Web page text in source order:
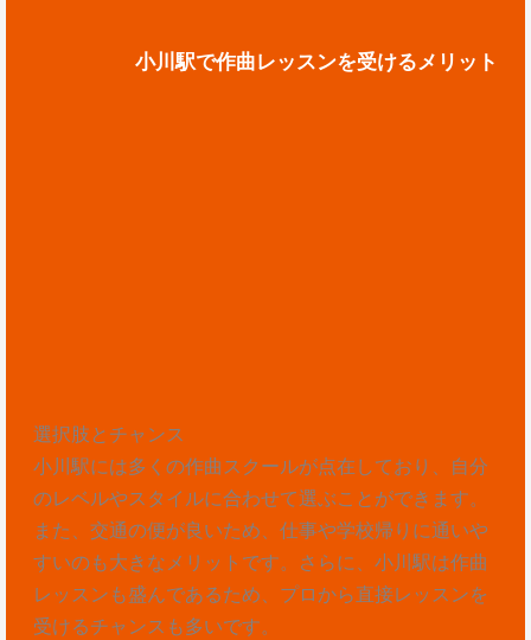
小川駅で作曲レッスンを受けるメリット
選択肢とチャンス
小川駅には多くの作曲スクールが点在しており、自分
のレベルやスタイルに合わせて選ぶことができます。
また、交通の便が良いため、仕事や学校帰りに通いや
すいのも大きなメリットです。さらに、小川駅は作曲
レッスンも盛んであるため、プロから直接レッスンを
受けるチャンスも多いです。